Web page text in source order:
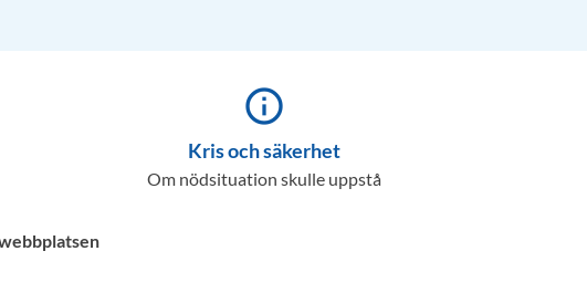
info_outline
Kris och säkerhet
Om nödsituation skulle uppstå